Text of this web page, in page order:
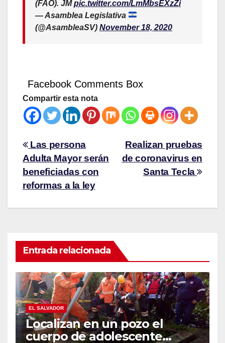
(FAO). JMpic.twitter.com/LmMbsEXzZi
— Asamblea Legislativa
(@AsambleaSV) November 18, 2020
Facebook Comments Box
Compartir esta nota
Realizan pruebas
de coronavirus en
Santa Tecla
Las persona
Adulta Mayor serán
beneficiadas con
reformas a la ley
Entrada relacionada
EL SALVADOR
Localizan en un pozo el
cuerpo de adolescente